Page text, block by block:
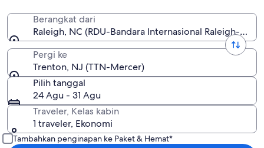
Berangkat dari
Raleigh, NC (RDU-Bandara Internasional Raleigh-
Pergi ke
Trenton, NJ (TTN-Mercer)
Pilih tanggal
24 Agu - 31 Agu
Traveler, Kelas kabin
1 traveler, Ekonomi
Tambahkan penginapan ke Paket & Hemat*